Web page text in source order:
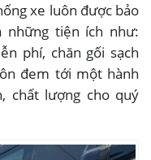
xe luôn được bảo
những tiện ích như:
phí, chăn gối sạch
đem tới một hành
chất lượng cho quý